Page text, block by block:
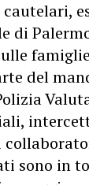
cautelari,
di
del
sono in